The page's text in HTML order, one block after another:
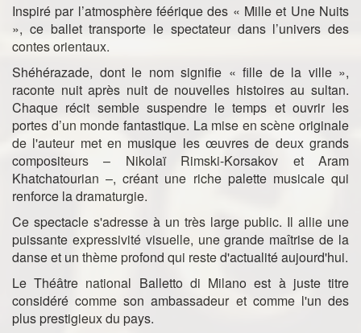
Inspiré par l’atmosphère féérique des « Mille et Une Nuits
», ce ballet transporte le spectateur dans l’univers des
contes orientaux.
Shéhérazade, dont le nom signifie « fille de la ville »,
raconte nuit après nuit de nouvelles histoires au sultan.
Chaque récit semble suspendre le temps et ouvrir les
portes d’un monde fantastique. La mise en scène originale
de l'auteur met en musique les œuvres de deux grands
compositeurs – Nikolaï Rimski-Korsakov et Aram
Khatchatourian –, créant une riche palette musicale qui
renforce la dramaturgie.
Ce spectacle s'adresse à un très large public. Il allie une
puissante expressivité visuelle, une grande maîtrise de la
danse et un thème profond qui reste d'actualité aujourd'hui.
Le Théâtre national Balletto di Milano est à juste titre
considéré comme son ambassadeur et comme l'un des
plus prestigieux du pays.